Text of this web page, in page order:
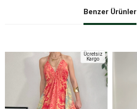
Benzer Ürünler
Ücretsiz
Kargo